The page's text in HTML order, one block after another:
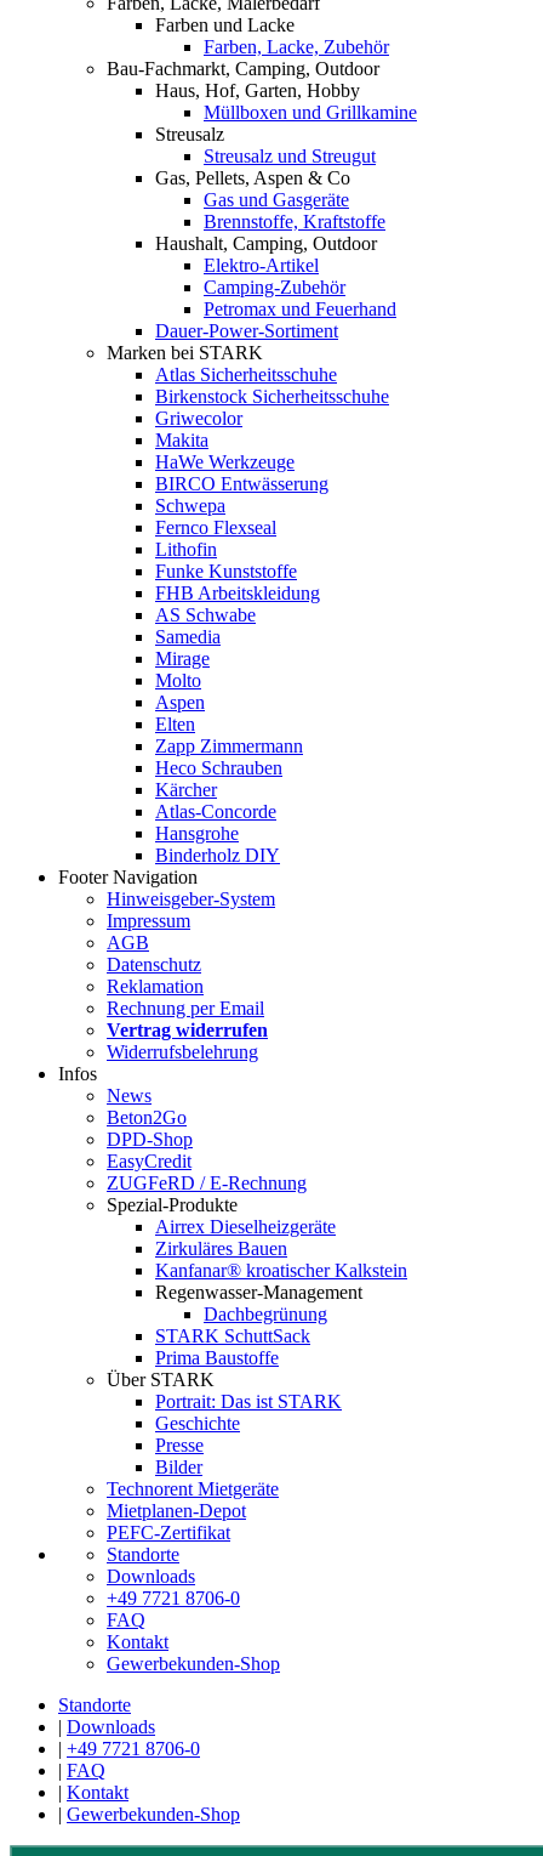
Farben und Lacke
Farben, Lacke, Zubehör
Bau-Fachmarkt, Camping, Outdoor
Haus, Hof, Garten, Hobby
Müllboxen und Grillkamine
Streusalz
Streusalz und Streugut
Gas, Pellets, Aspen & Co
Gas und Gasgeräte
Brennstoffe, Kraftstoffe
Haushalt, Camping, Outdoor
Elektro-Artikel
Camping-Zubehör
Petromax und Feuerhand
Dauer-Power-Sortiment
Marken bei STARK
Atlas Sicherheitsschuhe
Birkenstock Sicherheitsschuhe
Griwecolor
Makita
HaWe Werkzeuge
BIRCO Entwässerung
Schwepa
Fernco Flexseal
Lithofin
Funke Kunststoffe
FHB Arbeitskleidung
AS Schwabe
Samedia
Mirage
Molto
Aspen
Elten
Zapp Zimmermann
Heco Schrauben
Kärcher
Atlas-Concorde
Hansgrohe
Binderholz DIY
Footer Navigation
Hinweisgeber-System
Impressum
AGB
Datenschutz
Reklamation
Rechnung per Email
Vertrag widerrufen
Widerrufsbelehrung
Infos
News
Beton2Go
DPD-Shop
EasyCredit
ZUGFeRD / E-Rechnung
Spezial-Produkte
Airrex Dieselheizgeräte
Zirkuläres Bauen
Kanfanar® kroatischer Kalkstein
Regenwasser-Management
Dachbegrünung
STARK SchuttSack
Prima Baustoffe
Über STARK
Portrait: Das ist STARK
Geschichte
Presse
Bilder
Technorent Mietgeräte
Mietplanen-Depot
PEFC-Zertifikat
Standorte
Downloads
+49 7721 8706-0
FAQ
Kontakt
Gewerbekunden-Shop
Standorte
| Downloads
| +49 7721 8706-0
| FAQ
| Kontakt
| Gewerbekunden-Shop